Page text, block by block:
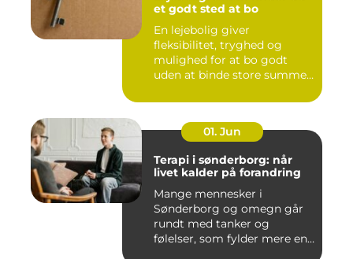
et godt sted at bo
En lejebolig giver
fleksibilitet, tryghed og
mulighed for at bo godt
uden at binde store summer
01. Jun
Terapi i sønderborg: når
livet kalder på forandring
Mange mennesker i
Sønderborg og omegn går
rundt med tanker og
følelser, som fylder mere end